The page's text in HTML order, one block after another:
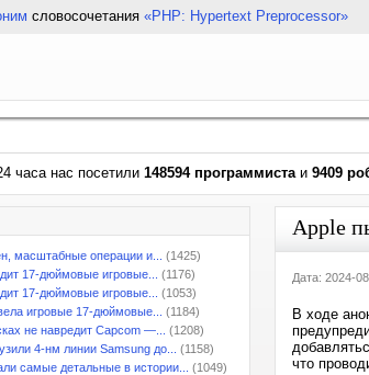
словосочетания «PHP: Hypertext Preprocessor»
часа нас посетили 148594 программистаи 9409
масштабные операции и...
(1425)
17-дюймовые игровые...
(1176)
17-дюймовые игровые...
(1053)
игровые 17-дюймовые...
(1184)
не навредит Capcom —...
(1208)
4-нм линии Samsung до...
(1158)
самые детальные в истории...
(1049)
Apple
Дата: 2024-
В ходе
что